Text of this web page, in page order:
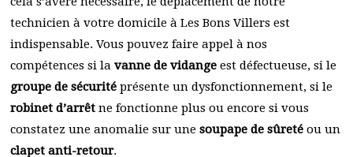
technicien à votre domicile à Les Bons Villers est
indispensable. Vous pouvez faire appel à nos
compétences si la vanne de vidange est défectueuse, si le
groupe de sécurité présente un dysfonctionnement, si le
robinet d’arrêt ne fonctionne plus ou encore si vous
constatez une anomalie sur une soupape de sûreté ou un
clapet anti-retour.